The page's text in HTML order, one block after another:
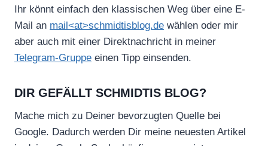
Ihr könnt einfach den klassischen Weg über eine E-
Mail an mail<at>schmidtisblog.de wählen oder mir
aber auch mit einer Direktnachricht in meiner
Telegram-Gruppe einen Tipp einsenden.
DIR GEFÄLLT SCHMIDTIS BLOG?
Mache mich zu Deiner bevorzugten Quelle bei
Google. Dadurch werden Dir meine neuesten Artikel